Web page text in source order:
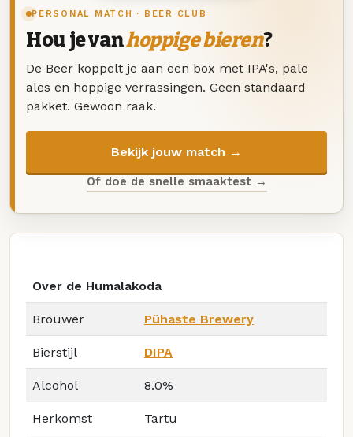
PERSONAL MATCH · BEER CLUB
Hou je vanhoppige bieren?
De Beer koppelt je aan een box met IPA's, pale
ales en hoppige verrassingen. Geen standaard
pakket. Gewoon raak.
Bekijk jouw match →
Of doe de snelle smaaktest →
Over de Humalakoda
Brouwer Pühaste Brewery
Bierstijl DIPA
Alcohol 8.0%
Herkomst Tartu